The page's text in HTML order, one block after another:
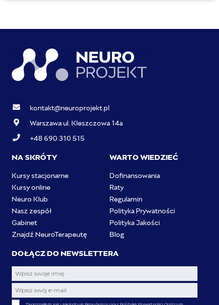
kontakt@neuroprojekt.pl
Warszawa ul. Kleszczowa 14a
+48 690 310 515
NA SKRÓTY
Kursy stacjonarne
Kursy online
Neuro Klub
Nasz zespół
Gabinet
Znajdź NeuroTerapeutę
WARTO WIEDZIEĆ
Dofinansowania
Raty
Regulamin
Polityka Prywatności
Polityka Jakości
Blog
DOŁĄCZ DO NEWSLETTERA
Zapoznałem się i akceptuję Regulamin oraz Politykę Prywatności Centrum